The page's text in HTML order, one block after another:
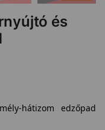
és
hátizom edzőpad